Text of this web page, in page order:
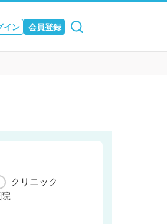
イン 会員登録
クリニック